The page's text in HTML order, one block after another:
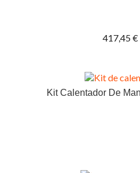
417,45 €
Kit Calentador De